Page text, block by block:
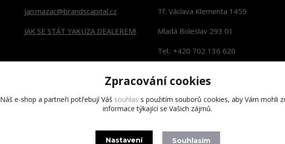
jan.mazac@brandscapital.cz
JAK SE STÁT YAKUZA DEALEREM!
Tř. Václava Klementa 1459
Mladá Boleslav 293 01
Tel.: +420 702 136 620
Copyright 2020 BrandsCapital s.r.o.
Zpracování cookies
Náš e-shop a partneři potřebují Váš souhlas s použitím souborů cookies, aby Vám mohli
informace týkající se Vašich zájmů.
Nastavení Souhlasím